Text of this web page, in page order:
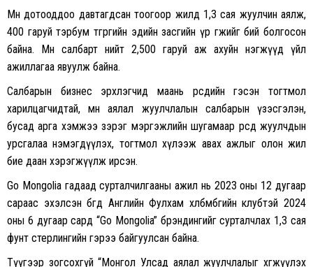
Мөн дотооддоо давтагдсан тоогоор жилд 1,3 сая жуулчин аялж,
400 гаруй тэрбум төгрөгийн эдийн засгийн үр өгөөжийг бий болгосон
байна. Мөн салбарт нийт 2,500 гаруй аж ахуйн нэгжүүд үйл
ажиллагаа явуулж байна.
Салбарын бизнес эрхлэгчид маань өөрсдийн гэсэн тогтмол
харилцагчидтай, мөн аялал жуулчлалын салбарын үзэсгэлэн,
бусад арга хэмжээ зэрэг мэргэжлийн шугамаар өөрсдөө жуулчдын
урсгалаа нэмэгдүүлэх, тогтмол хүлээж авах ажлыг олон жил
бие даан хэрэгжүүлж ирсэн.
Go Mongolia гадаад сурталчилгааны ажил нь 2023 оны 12 дугаар
сараас эхэлсэн бөгөөд Английн Фулхам хөлбөмбөгийн клубтэй 2024
оны 6 дугаар сард “Go Mongolia” брэндингийг сурталчлах 1,3 сая
фунт стерлингийн гэрээ байгуулсан байна.
Түүгээр зогсохгүй “Монгол Улсад аялал жуулчлалыг хөгжүүлэх